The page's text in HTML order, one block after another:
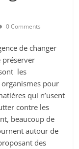
0 Comments
de changer
préserver
les
pour
qui n’usent
contre les
beaucoup de
autour de
des